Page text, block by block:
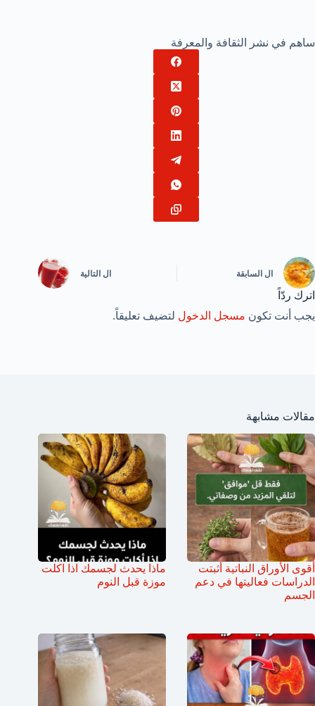
ساهم في نشر الثقافة والمعرفة
ال السابقة ال التالية
اترك ردّاً
يجب أنت تكون مسجل الدخول لتضيف تعليقاً.
مقالات مشابهة
أقوى الأوراق النباتية أثبتت
الدراسات فعاليتها في دعم
الجسم
ماذا يحدث لجسمك اذا اكلت
موزة قبل النوم